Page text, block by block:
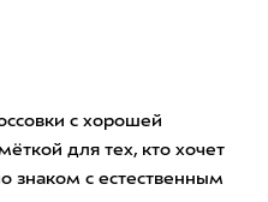
с хорошей
для тех, кто хочет
знаком с естественным